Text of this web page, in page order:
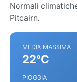
Normali
Pitcairn.
MEDIA MASSIMA
22°C
PIOGGIA